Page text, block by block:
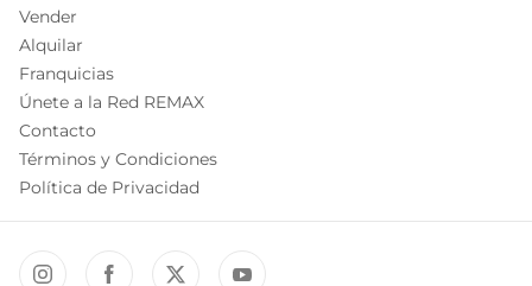
Vender
Alquilar
Franquicias
Únete a la Red REMAX
Contacto
Términos y Condiciones
Política de Privacidad